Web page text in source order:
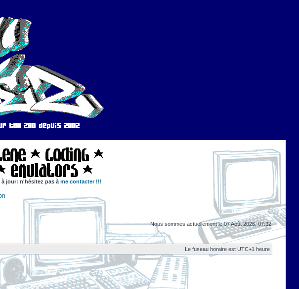
jour: n'hésitez pas à me contacter !!!
Nous sommes actuellement le 07 Août 2026, 07:32
Le fuseau horaire est UTC+1 heure